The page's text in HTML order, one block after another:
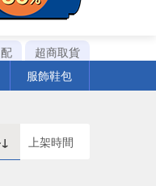
超商取貨
服飾鞋包
上架時間